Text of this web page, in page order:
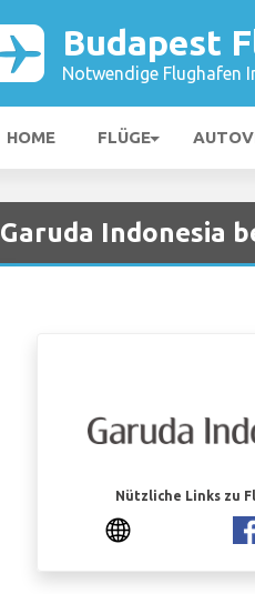
Budapest
Notwendige Flughafen
HOME FLÜGE
Garuda Indonesia
Nützliche Links zu